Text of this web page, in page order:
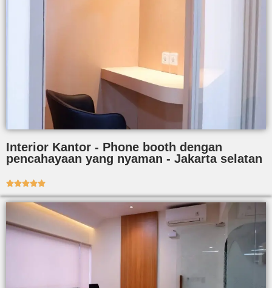
Interior Kantor - Phone booth dengan
pencahayaan yang nyaman - Jakarta selatan
